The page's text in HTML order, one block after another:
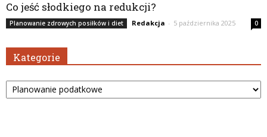
Co jeść słodkiego na redukcji?
Planowanie zdrowych posiłków i diet Redakcja - 5 października 2025 0
Kategorie
Kategorie